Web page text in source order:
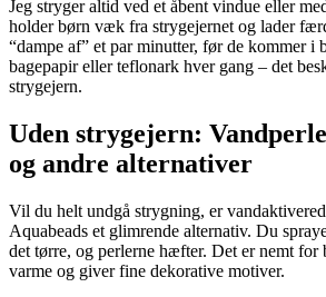
Jeg stryger altid ved et åbent vindue eller
holder børn væk fra strygejernet og lader
“dampe af” et par minutter, før de kommer i
bagepapir eller teflonark hver gang – det
strygejern.
Uden strygejern:
og andre alternativer
Vil du helt undgå strygning, er
Aquabeads et glimrende alternativ. Du
det tørre, og perlerne hæfter. Det er nemt
varme og giver fine dekorative motiver.